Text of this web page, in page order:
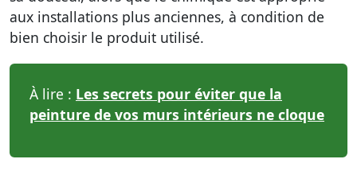
aux installations plus anciennes, à condition de
bien choisir le produit utilisé.
À lire : Les secrets pour éviter que la
peinture de vos murs intérieurs ne cloque